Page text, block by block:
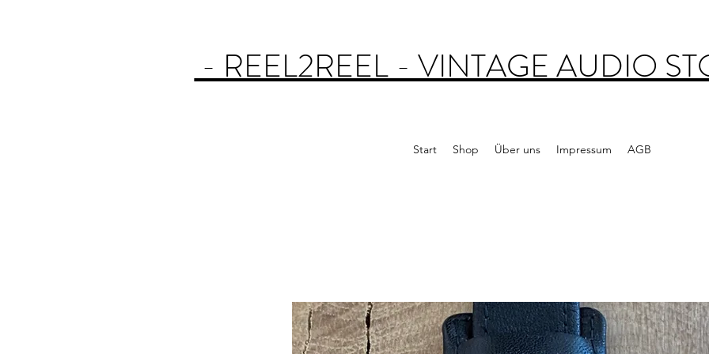
- REEL2REEL - VINTAGE AUDIO
Start Shop Über uns Impressum AGB